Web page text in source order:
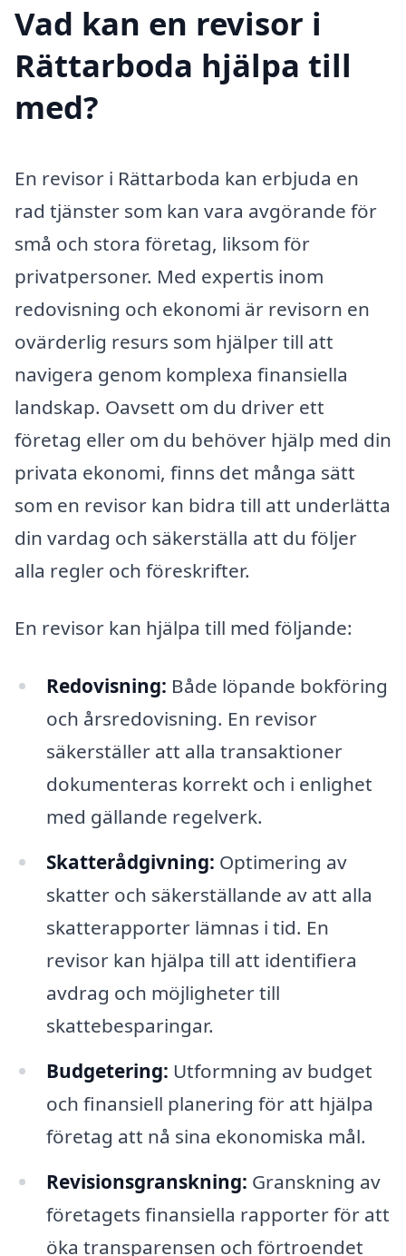
Vad kan en revisor i
Rättarboda hjälpa till
med?
En revisor i Rättarboda kan erbjuda en
rad tjänster som kan vara avgörande för
små och stora företag, liksom för
privatpersoner. Med expertis inom
redovisning och ekonomi är revisorn en
ovärderlig resurs som hjälper till att
navigera genom komplexa finansiella
landskap. Oavsett om du driver ett
företag eller om du behöver hjälp med din
privata ekonomi, finns det många sätt
som en revisor kan bidra till att underlätta
din vardag och säkerställa att du följer
alla regler och föreskrifter.
En revisor kan hjälpa till med följande:
Redovisning: Både löpande bokföring
och årsredovisning. En revisor
säkerställer att alla transaktioner
dokumenteras korrekt och i enlighet
med gällande regelverk.
Skatterådgivning: Optimering av
skatter och säkerställande av att alla
skatterapporter lämnas i tid. En
revisor kan hjälpa till att identifiera
avdrag och möjligheter till
skattebesparingar.
Budgetering: Utformning av budget
och finansiell planering för att hjälpa
företag att nå sina ekonomiska mål.
Revisionsgranskning: Granskning av
företagets finansiella rapporter för att
öka transparensen och förtroendet